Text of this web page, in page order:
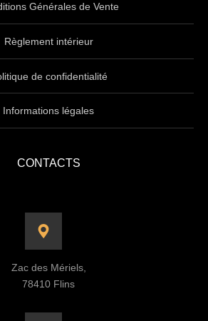
Générales de Vente
Règlement intérieur
de confidentialité
Informations légales
CONTACTS
Zac des Mériels,
78410 Flins